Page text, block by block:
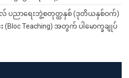
ပညာရေးဘွဲ့စတုတ္ထနှစ် (ဒုတိယနှစ်ဝက်)
Teaching) အတွက် ပါမောက္ခချုပ်